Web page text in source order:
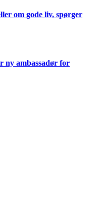
om gode liv, spørger
ny ambassadør for